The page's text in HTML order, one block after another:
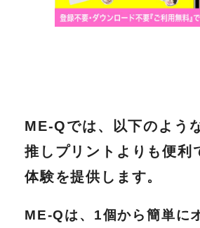
ME-Qでは、以下のよう
推しプリントよりも便利
体験を提供します。
ME-Qは、1個から簡単に